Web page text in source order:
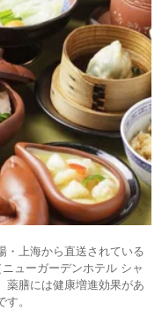
・上海から直送されている
ューガーデンホテル シャ
薬膳には健康増進効果があ
。